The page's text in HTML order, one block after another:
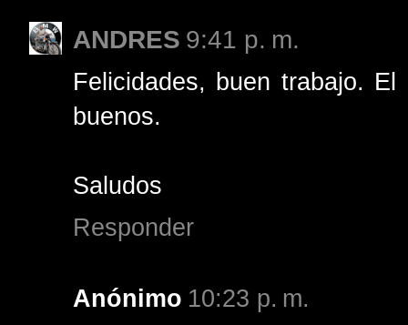
ANDRES 9:41 p. m.
Felicidades, buen trabajo.
buenos.
Saludos
Responder
Anónimo 10:23 p. m.